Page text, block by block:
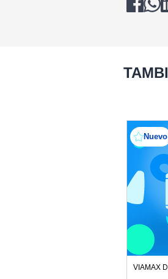
Nuevo
VIAMAX